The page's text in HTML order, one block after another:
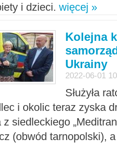
i dzieci. więcej »
Kolejna
Ukrainy
2022-06-01
Służyła
i okolic teraz zyska
siedleckiego
(obwód tarnopolski),